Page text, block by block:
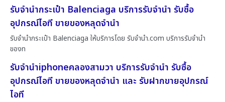
รับจำนำกระเป๋า Balenciaga บริการรับจำนำ รับซื้อ
อุปกรณ์ไอที ขายของหลุดจำนำ
รับจำนำกระเป๋า Balenciaga ให้บริการโดย รับจํานํา.com บริการรับจำนำ
ของท
รับจำนำiphoneคลองสามวา บริการรับจำนำ รับซื้อ
อุปกรณ์ไอที ขายของหลุดจำนำ และ รับฝากขายอุปกรณ์
ไอที